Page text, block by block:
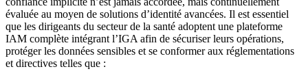
évaluée au moyen de solutions d’identité avancées. Il est essentiel
que les dirigeants du secteur de la santé adoptent une plateforme
IAM complète intégrant l’IGA afin de sécuriser leurs opérations,
protéger les données sensibles et se conformer aux réglementations
et directives telles que :